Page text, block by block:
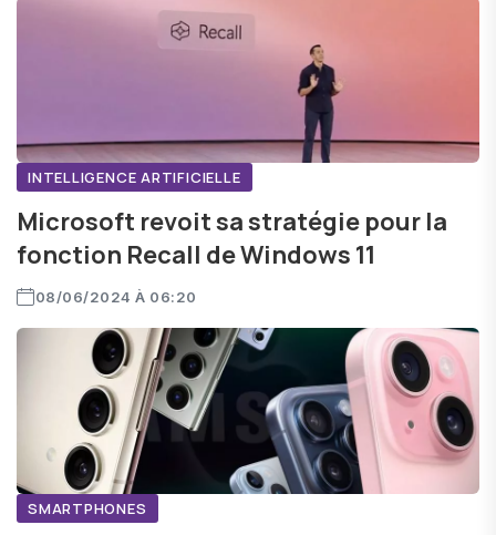
INTELLIGENCE ARTIFICIELLE
Microsoft revoit sa stratégie pour la
fonction Recall de Windows 11
08/06/2024 À 06:20
SMARTPHONES